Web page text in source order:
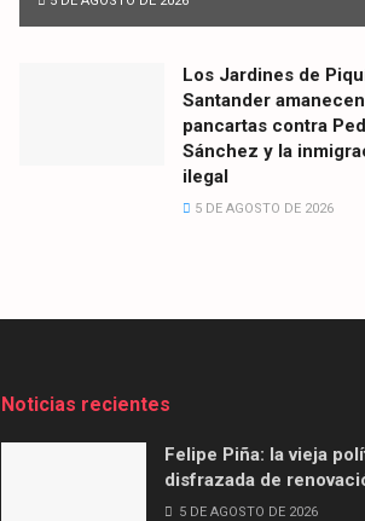
Los Jardines de
Santander
pancartas contra
Sánchez y la
ilegal
5 DE AGOSTO DE 2026
Noticias recientes
Felipe Piña: la vieja
disfrazada de
5 DE AGOSTO DE 2026